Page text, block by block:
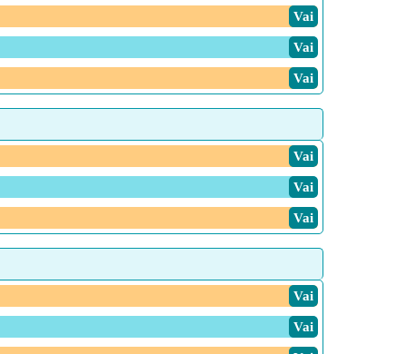
Vai
Vai
Vai
Vai
Vai
Vai
Vai
Vai